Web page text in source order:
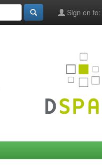
Sign on to: